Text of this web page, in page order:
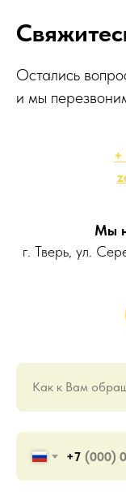
Остались
и мы
Мы
г. Тверь, ул.
Как к Вам
+7